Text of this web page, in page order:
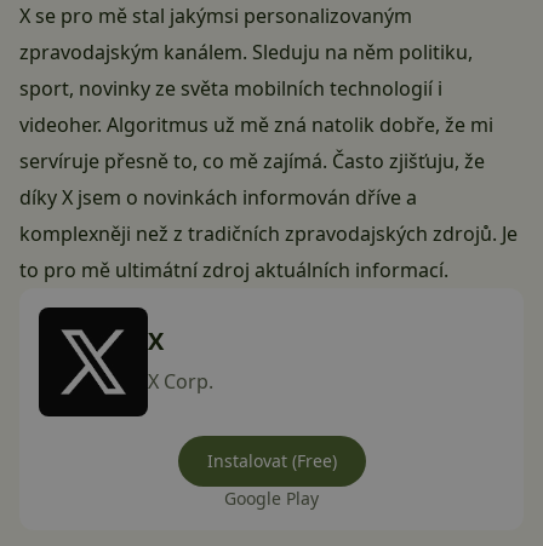
X se pro mě stal jakýmsi personalizovaným
zpravodajským kanálem. Sleduju na něm politiku,
sport, novinky ze světa mobilních technologií i
videoher. Algoritmus už mě zná natolik dobře, že mi
servíruje přesně to, co mě zajímá. Často zjišťuju, že
díky X jsem o novinkách informován dříve a
komplexněji než z tradičních zpravodajských zdrojů. Je
to pro mě ultimátní zdroj aktuálních informací.
X
X Corp.
Instalovat (Free)
Google Play